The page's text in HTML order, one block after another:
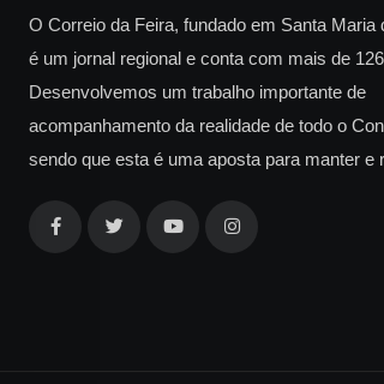
O Correio da Feira, fundado em Santa Maria
é um jornal regional e conta com mais de
Desenvolvemos um trabalho importante de
acompanhamento da realidade de todo o
sendo que esta é uma aposta para manter e